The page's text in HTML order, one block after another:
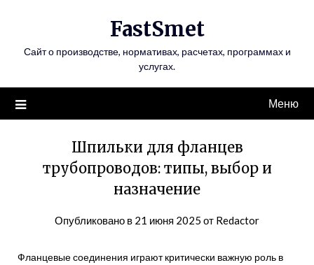
FastSmet
Сайт о производстве, нормативах, расчетах, программах и
услугах.
Меню
Шпильки для фланцев
трубопроводов: типы, выбор и
назначение
Опубликовано в 21 июня 2025 от Redactor
Фланцевые соединения играют критически важную роль в